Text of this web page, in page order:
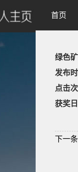
首页
绿色
发布
点击
获奖
下一